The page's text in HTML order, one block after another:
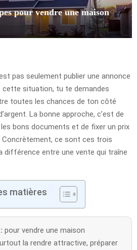
pour vendre une maison
pas seulement publier une annonce
cette situation, tu te demandes
toutes les chances de ton côté
La bonne approche, c’est de
les bons documents et de fixer un prix
Concrètement, ce sont ces trois
différence entre une vente qui traîne
matières
pour vendre une maison
la rendre attractive, préparer